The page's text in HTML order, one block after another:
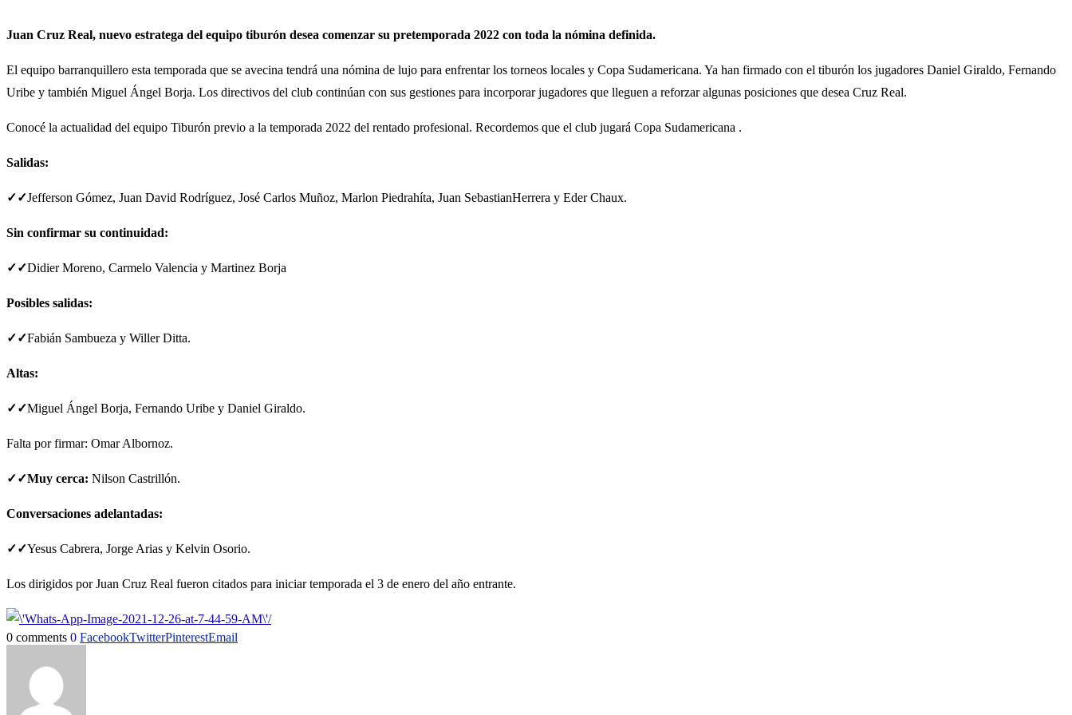
Juan Cruz Real, nuevo estratega del equipo tiburón desea comenzar su pretemporada 2022 con toda la nómina definida.
El equipo barranquillero esta temporada que se avecina tendrá una nómina de lujo para enfrentar los torneos locales y Copa Sudamericana. Ya han firmado con el tiburón los jugadores Daniel Giraldo, Fernando
Uribe y también Miguel Ángel Borja. Los directivos del club continúan con sus gestiones para incorporar jugadores que lleguen a reforzar algunas posiciones que desea Cruz Real.
Conocé la actualidad del equipo Tiburón previo a la temporada 2022 del rentado profesional. Recordemos que el club jugará Copa Sudamericana .
Salidas:
✓✓Jefferson Gómez, Juan David Rodríguez, José Carlos Muñoz, Marlon Piedrahíta, Juan SebastianHerrera y Eder Chaux.
Sin confirmar su continuidad:
✓✓Didier Moreno, Carmelo Valencia y Martinez Borja
Posibles salidas:
✓✓Fabián Sambueza y Willer Ditta.
Altas:
✓✓Miguel Ángel Borja, Fernando Uribe y Daniel Giraldo.
Falta por firmar: Omar Albornoz.
✓✓Muy cerca: Nilson Castrillón.
Conversaciones adelantadas:
✓✓Yesus Cabrera, Jorge Arias y Kelvin Osorio.
Los dirigidos por Juan Cruz Real fueron citados para iniciar temporada el 3 de enero del año entrante.
0 comments 0 FacebookTwitterPinterestEmail